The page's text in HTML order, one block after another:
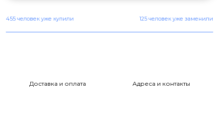
455 человек уже купили 125 человек уже заменили
Доставка и оплата Адреса и контакты